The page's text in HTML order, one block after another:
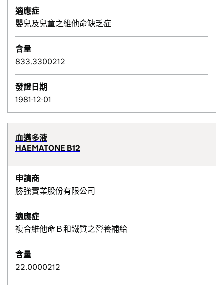
適應症
嬰兒及兒童之維他命缺乏症
含量
833.3300212
發證日期
1981-12-01
血邁多液
HAEMATONE B12
申請商
勝強實業股份有限公司
適應症
複合維他命Ｂ和鐵質之營養補給
含量
22.0000212